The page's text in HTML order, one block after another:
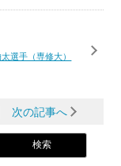
選手（専修大）
次の記事へ